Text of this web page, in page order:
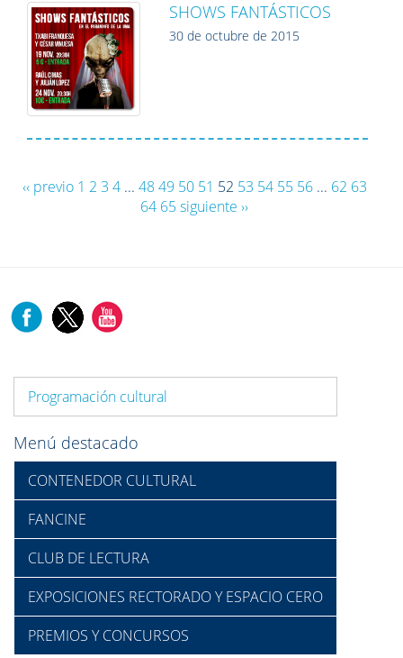
SHOWS FANTÁSTICOS
30 de octubre de 2015
‹‹ previo 1 2 3 4... 48 49 50 51 52 53 54 55 56... 62 63
64 65siguiente ››
Programación cultural
Menú destacado
CONTENEDOR CULTURAL
FANCINE
CLUB DE LECTURA
EXPOSICIONES RECTORADO Y ESPACIO CERO
PREMIOS Y CONCURSOS